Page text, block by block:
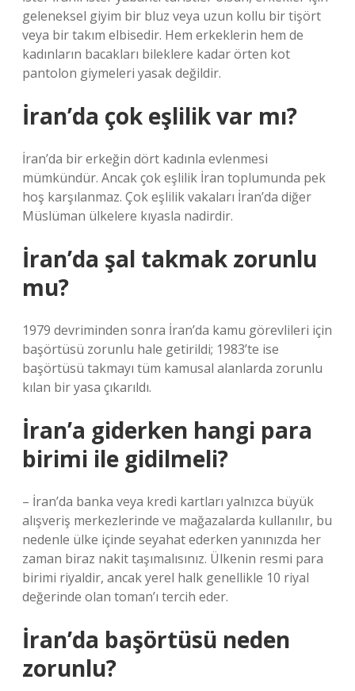
geleneksel giyim bir bluz veya uzun kollu bir tişört
veya bir takım elbisedir. Hem erkeklerin hem de
kadınların bacakları bileklere kadar örten kot
pantolon giymeleri yasak değildir.
İran’da çok eşlilik var mı?
İran’da bir erkeğin dört kadınla evlenmesi
mümkündür. Ancak çok eşlilik İran toplumunda pek
hoş karşılanmaz. Çok eşlilik vakaları İran’da diğer
Müslüman ülkelere kıyasla nadirdir.
İran’da şal takmak zorunlu
mu?
1979 devriminden sonra İran’da kamu görevlileri için
başörtüsü zorunlu hale getirildi; 1983’te ise
başörtüsü takmayı tüm kamusal alanlarda zorunlu
kılan bir yasa çıkarıldı.
İran’a giderken hangi para
birimi ile gidilmeli?
– İran’da banka veya kredi kartları yalnızca büyük
alışveriş merkezlerinde ve mağazalarda kullanılır, bu
nedenle ülke içinde seyahat ederken yanınızda her
zaman biraz nakit taşımalısınız. Ülkenin resmi para
birimi riyaldir, ancak yerel halk genellikle 10 riyal
değerinde olan toman’ı tercih eder.
İran’da başörtüsü neden
zorunlu?